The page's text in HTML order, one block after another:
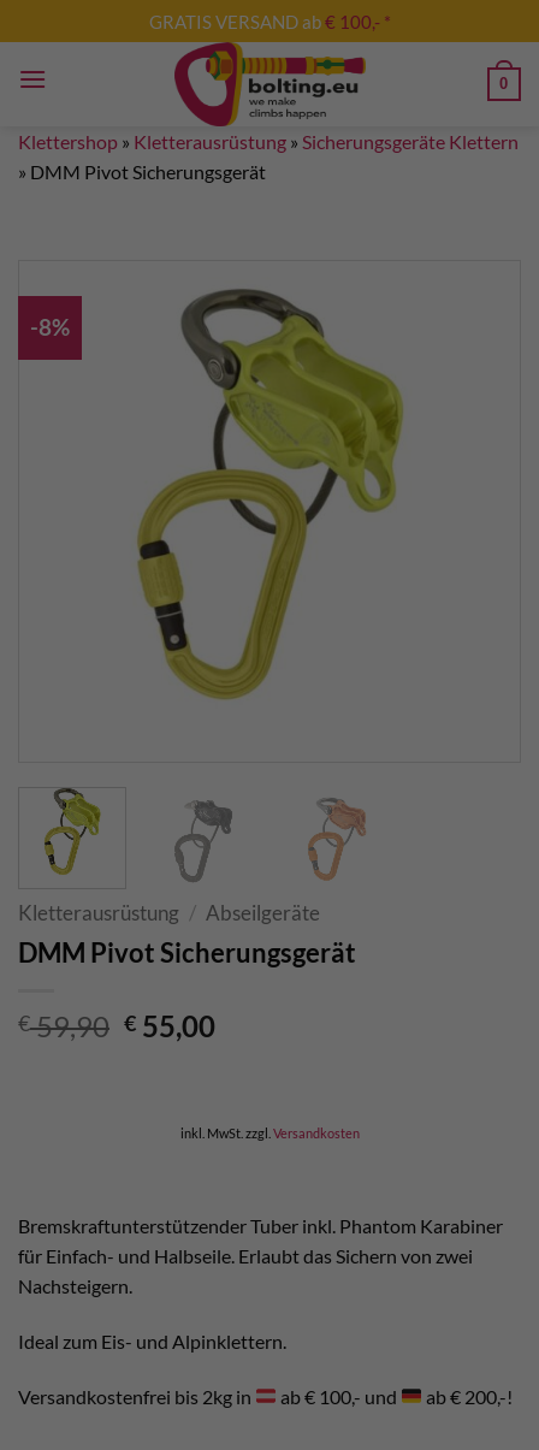
Inhalt
springen
GRATIS VERSAND ab€ 100,- *
0
Klettershop » Kletterausrüstung » Sicherungsgeräte Klettern
» DMM Pivot Sicherungsgerät
-8%
Kletterausrüstung / Abseilgeräte
DMM Pivot Sicherungsgerät
€59,90 Ursprünglicher
€ 55,00Aktueller
inkl. MwSt. zzgl. Versandkosten
Bremskraftunterstützender Tuber inkl. Phantom Karabiner
für Einfach- und Halbseile. Erlaubt das Sichern von zwei
Nachsteigern.
Ideal zum Eis- und Alpinklettern.
Versandkostenfrei bis 2kg in ab € 100,- und ab € 200,-!